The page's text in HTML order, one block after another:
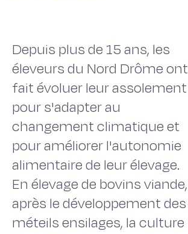
Depuis plus de 15 ans, les
éleveurs du Nord Drôme ont
fait évoluer leur assolement
pour s'adapter au
changement climatique et
pour améliorer l'autonomie
alimentaire de leur élevage.
En élevage de bovins viande,
après le développement des
méteils ensilages, la culture